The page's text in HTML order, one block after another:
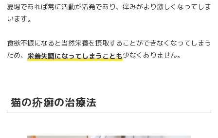
夏場であれば常に活動が活発であり、痒みがより激しくなってしま
います。
食欲不振になると当然栄養を摂取することができなくなってしまう
ため、 栄養失調になってしまうことも少なくありません。
猫の疥癬の治療法